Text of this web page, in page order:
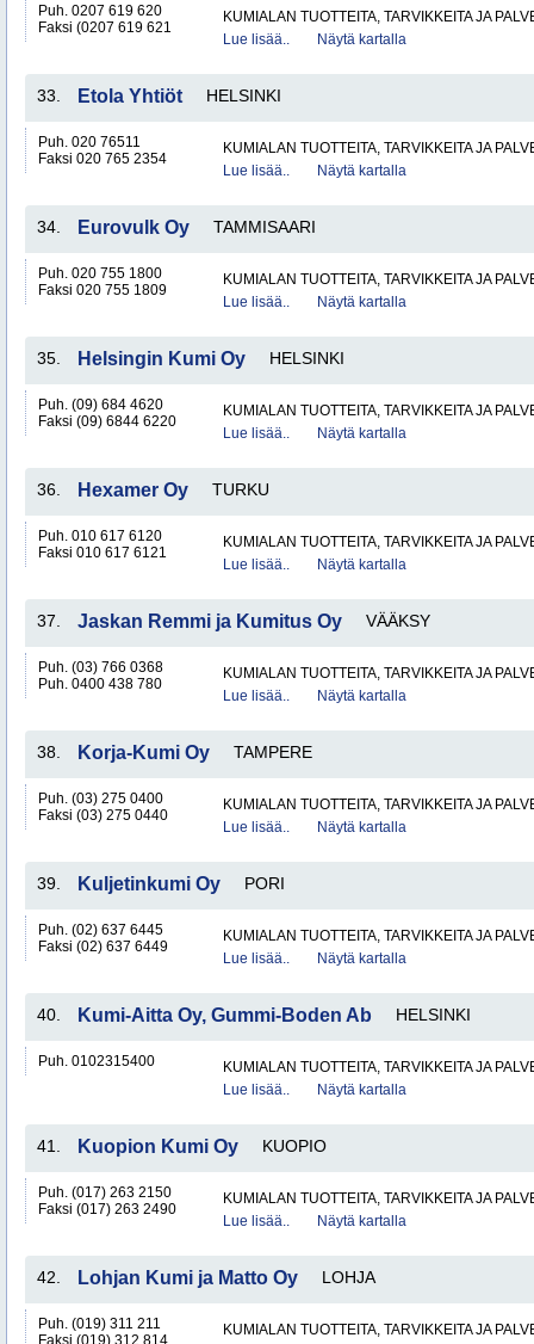
Puh. 0207 619 620
Faksi (0207 619 621
KUMIALAN TUOTTEITA, TARVIKKEITA JA
Lue lisää..
Näytä kartalla
33. Etola Yhtiöt HELSINKI
Puh. 020 76511
Faksi 020 765 2354
KUMIALAN TUOTTEITA, TARVIKKEITA JA
Lue lisää..
Näytä kartalla
34. Eurovulk Oy TAMMISAARI
Puh. 020 755 1800
Faksi 020 755 1809
KUMIALAN TUOTTEITA, TARVIKKEITA JA
Lue lisää..
Näytä kartalla
35. Helsingin Kumi Oy HELSINKI
Puh. (09) 684 4620
Faksi (09) 6844 6220
KUMIALAN TUOTTEITA, TARVIKKEITA JA
Lue lisää..
Näytä kartalla
36. Hexamer Oy TURKU
Puh. 010 617 6120
Faksi 010 617 6121
KUMIALAN TUOTTEITA, TARVIKKEITA JA
Lue lisää..
Näytä kartalla
37. Jaskan Remmi ja Kumitus Oy VÄÄKSY
Puh. (03) 766 0368
Puh. 0400 438 780
KUMIALAN TUOTTEITA, TARVIKKEITA JA
Lue lisää..
Näytä kartalla
38. Korja-Kumi Oy TAMPERE
Puh. (03) 275 0400
Faksi (03) 275 0440
KUMIALAN TUOTTEITA, TARVIKKEITA JA
Lue lisää..
Näytä kartalla
39. Kuljetinkumi Oy PORI
Puh. (02) 637 6445
Faksi (02) 637 6449
KUMIALAN TUOTTEITA, TARVIKKEITA JA
Lue lisää..
Näytä kartalla
40. Kumi-Aitta Oy, Gummi-Boden Ab HELSINKI
Puh. 0102315400
KUMIALAN TUOTTEITA, TARVIKKEITA JA
Lue lisää..
Näytä kartalla
41. Kuopion Kumi Oy KUOPIO
Puh. (017) 263 2150
Faksi (017) 263 2490
KUMIALAN TUOTTEITA, TARVIKKEITA JA
Lue lisää..
Näytä kartalla
42. Lohjan Kumi ja Matto Oy LOHJA
Puh. (019) 311 211
Faksi (019) 312 814
KUMIALAN TUOTTEITA, TARVIKKEITA JA